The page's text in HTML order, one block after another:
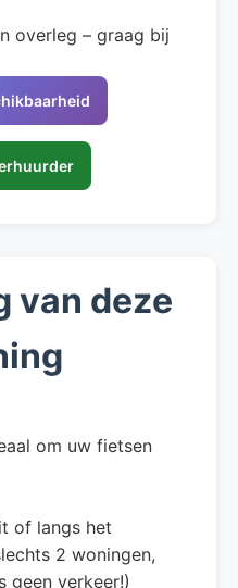
overleg – graag bij
van deze
om uw fietsen
of langs het
2 woningen,
geen verkeer!)